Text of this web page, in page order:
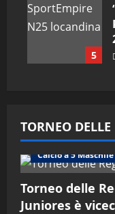
5
TORNEO
Calcio a 5 Maschile
Torneo delle
Juniores è